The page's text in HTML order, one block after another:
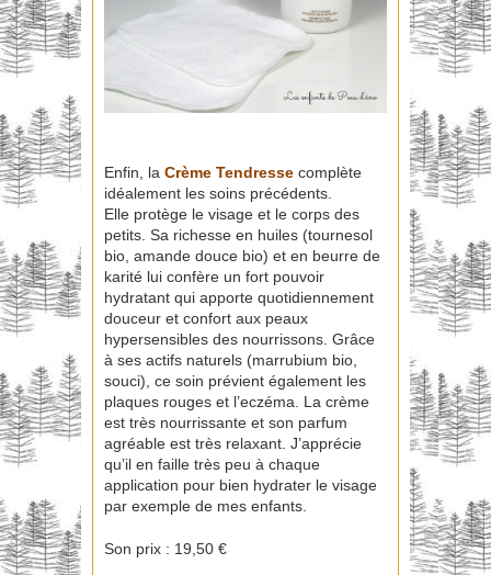
Enfin, la Crème Tendresse complète
idéalement les soins précédents.
Elle protège le visage et le corps des
petits. Sa richesse en huiles (tournesol
bio, amande douce bio) et en beurre de
karité lui confère un fort pouvoir
hydratant qui apporte quotidiennement
douceur et confort aux peaux
hypersensibles des nourrissons. Grâce
à ses actifs naturels (marrubium bio,
souci), ce soin prévient également les
plaques rouges et l’eczéma. La crème
est très nourrissante et son parfum
agréable est très relaxant. J’apprécie
qu’il en faille très peu à chaque
application pour bien hydrater le visage
par exemple de mes enfants.
Son prix : 19,50 €